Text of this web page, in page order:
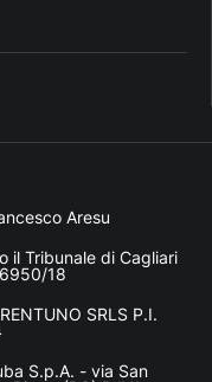
Aresu
il Tribunale di Cagliari
18
SRLS P.I.
S.p.A. - via San